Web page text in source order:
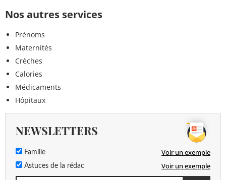
Nos autres services
Prénoms
Maternités
Crèches
Calories
Médicaments
Hôpitaux
NEWSLETTERS
Famille Voir un exemple
Astuces de la rédac Voir un exemple